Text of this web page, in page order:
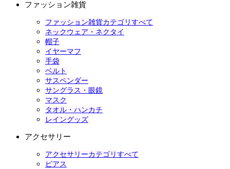
ファッション雑貨
ファッション雑貨カテゴリすべて
ネックウェア・ネクタイ
帽子
イヤーマフ
手袋
ベルト
サスペンダー
サングラス・眼鏡
マスク
タオル・ハンカチ
レイングッズ
アクセサリー
アクセサリーカテゴリすべて
ピアス